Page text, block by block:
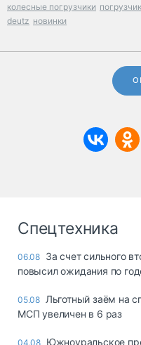
колесные погрузчики
deutz новинки
Спецтехника
06.08 За счет сильного
повысил ожидания по
05.08 Льготный заём на
МСП увеличен в 6 раз
04.08 Южноуральское